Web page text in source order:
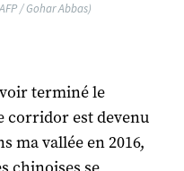
/ Gohar Abbas)
terminé le
corridor est devenu
ma vallée en 2016,